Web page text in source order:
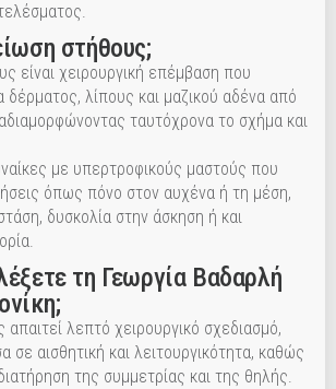
στήθους;
είναι χειρουργική επέμβαση που
δέρματος, λίπους και μαζικού αδένα από
ταυτόχρονα το σχήμα και
με υπερτροφικούς μαστούς που
όπως πόνο στον αυχένα ή τη μέση,
δυσκολία στην άσκηση ή και
τη Γεωργία Βαδαρλή
λεπτό χειρουργικό σχεδιασμό,
σε αισθητική και λειτουργικότητα, καθώς
της συμμετρίας και της θηλής.